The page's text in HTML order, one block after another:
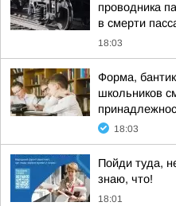
проводника
в смерти
18:03
Форма,
школьников
18:03
Пойди туда,
знаю, что!
18:01